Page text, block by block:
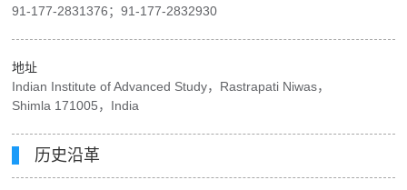
91-177-2831376；91-177-2832930
地址
Indian Institute of Advanced Study，Rastrapati Niwas，
Shimla 171005，India
历史沿革